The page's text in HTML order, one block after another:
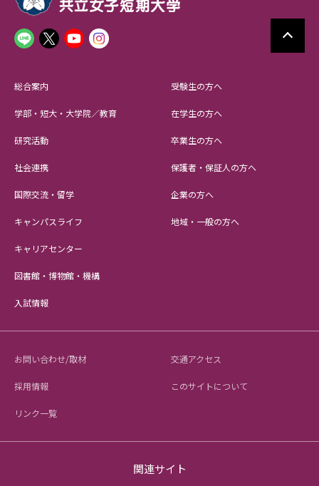
総合案内
学部・短大・大学院／教育
研究活動
社会連携
国際交流・留学
キャンパスライフ
キャリアセンター
図書館・博物館・機構
入試情報
受験生の方へ
在学生の方へ
卒業生の方へ
保護者・保証人の方へ
企業の方へ
地域・一般の方へ
お問い合わせ/取材 交通アクセス
採用情報 このサイトについて
リンク一覧
関連サイト